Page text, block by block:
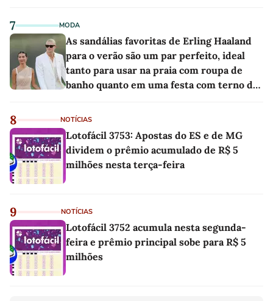
7 MODA
As sandálias favoritas de Erling Haaland
para o verão são um par perfeito, ideal
tanto para usar na praia com roupa de
banho quanto em uma festa com terno de
8 NOTÍCIAS
Lotofácil 3753: Apostas do ES e de MG
dividem o prêmio acumulado de R$ 5
milhões nesta terça-feira
9 NOTÍCIAS
Lotofácil 3752 acumula nesta segunda-
feira e prêmio principal sobe para R$ 5
milhões